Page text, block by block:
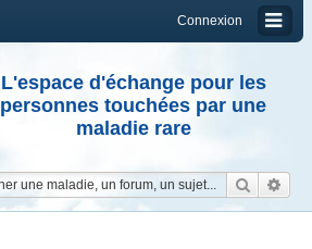
Connexion
L'espace d'échange pour les
personnes touchées par une
maladie rare